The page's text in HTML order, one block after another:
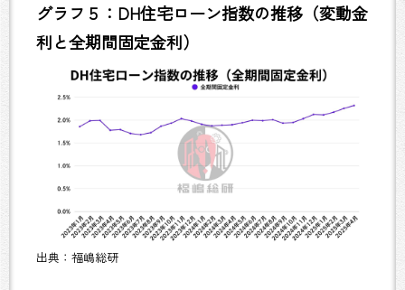
グラフ５：DH住宅ローン指数の推移（変動金
利と全期間固定金利）
出典：福嶋総研